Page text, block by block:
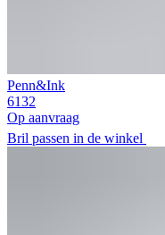
Penn&Ink
6132
Op aanvraag
Bril passen in de winkel